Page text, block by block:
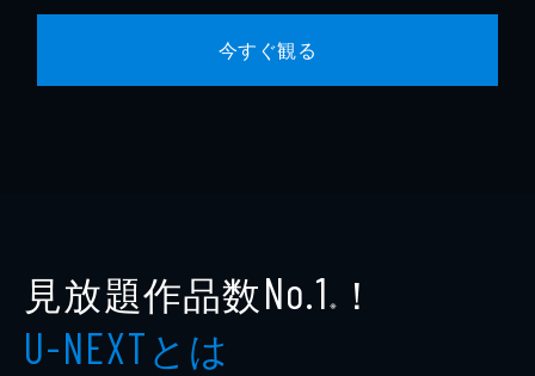
今すぐ観る
見放題作品数No.1 ※ ！
U-NEXTとは